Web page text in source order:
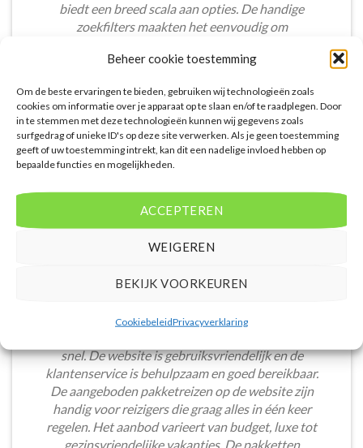
Beheer cookie toestemming
Om de beste ervaringen te bieden, gebruiken wij technologieën zoals
cookies om informatie over je apparaat op te slaan en/of te raadplegen. Door
in te stemmen met deze technologieën kunnen wij gegevens zoals
surfgedrag of unieke ID's op deze site verwerken. Als je geen toestemming
geeft of uw toestemming intrekt, kan dit een nadelige invloed hebben op
bepaalde functies en mogelijkheden.
ACCEPTEREN
WEIGEREN
BEKIJK VOORKEUREN
CookiebeleidPrivacyverklaring
biedt een breed scala aan opties. De handige
zoekfilters maakten het eenvoudig om
voorkeuren en budget.
Tim Beukers/Tilburg
Het boeken van een lastminute vakantie via
snel. De website is gebruiksvriendelijk en de
klantenservice is behulpzaam en goed bereikbaar.
De aangeboden pakketreizen op de website zijn
handig voor reizigers die graag alles in één keer
regelen. Het aanbod varieert van budget, luxe tot
gezinsvriendelijke vakanties. De pakketten